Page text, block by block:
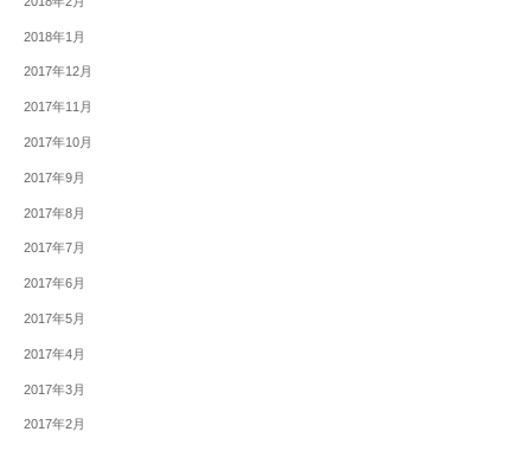
2018年1月
2017年12月
2017年11月
2017年10月
2017年9月
2017年8月
2017年7月
2017年6月
2017年5月
2017年4月
2017年3月
2017年2月